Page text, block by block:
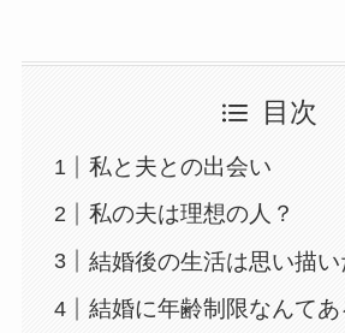
目次
私と夫との出会い
私の夫は理想の人？
結婚後の生活は思い描い
結婚に年齢制限なんてあ